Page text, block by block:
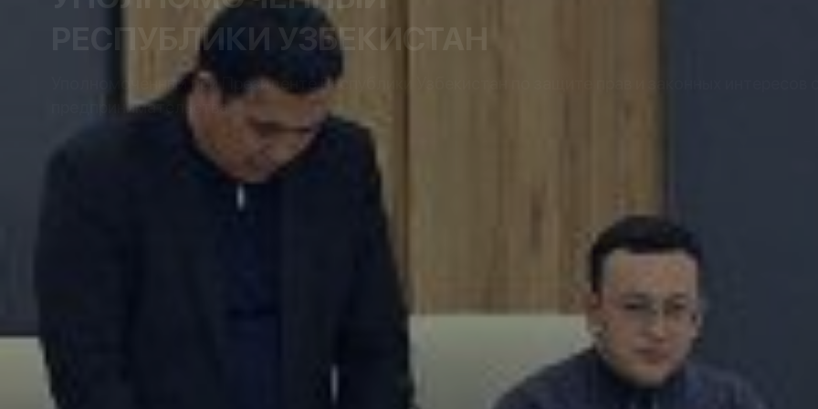
РЕСПУБЛИКИ УЗБЕКИСТАН
Уполномоченный при Президенте Республики Узбекистан по защите прав и законных интересов
предпринимательства